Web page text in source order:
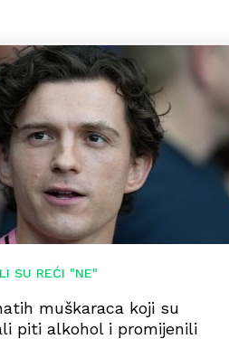
SU REĆI "NE"
muškaraca koji su
piti alkohol i promijenili